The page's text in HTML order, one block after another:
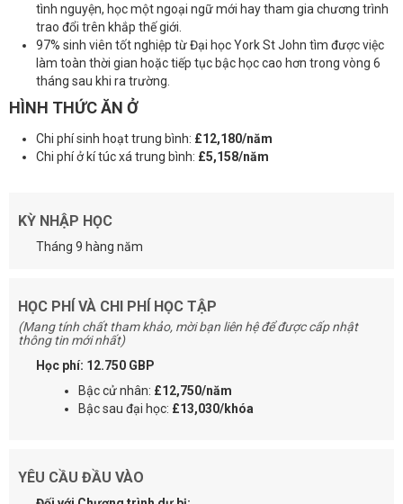
tình nguyện, học một ngoại ngữ mới hay tham gia chương trình
trao đổi trên khắp thế giới.
97% sinh viên tốt nghiệp từ Đại học York St John tìm được việc
làm toàn thời gian hoặc tiếp tục bậc học cao hơn trong vòng 6
tháng sau khi ra trường.
HÌNH THỨC ĂN Ở
Chi phí sinh hoạt trung bình: £12,180/năm
Chi phí ở kí túc xá trung bình: £5,158/năm
KỲ NHẬP HỌC
Tháng 9 hàng năm
HỌC PHÍ VÀ CHI PHÍ HỌC TẬP
(Mang tính chất tham khảo, mời bạn liên hệ để được cấp nhật
thông tin mới nhất)
Học phí: 12.750 GBP
Bậc cử nhân: £12,750/năm
Bậc sau đại học: £13,030/khóa
YÊU CẦU ĐẦU VÀO